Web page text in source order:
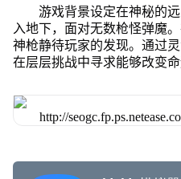
游戏背景设定在神秘的
入地下，面对无数枪怪弹魔
神枪静待玩家的发现。通过
在层层挑战中寻求能够改变命